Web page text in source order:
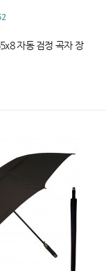
자동 검정 곡자 장